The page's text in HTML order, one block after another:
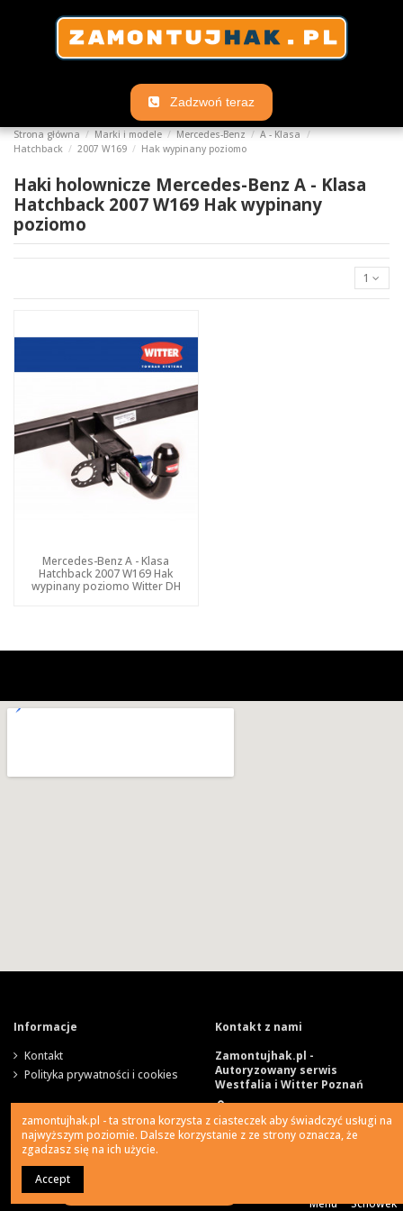
Menu Schowek
Zadzwoń teraz
Strona główna Marki i modele Mercedes-Benz
A - Klasa
Hatchback
2007 W169 Hak wypinany poziomo
Haki holownicze Mercedes-Benz A - Klasa
Hatchback 2007 W169 Hak wypinany
poziomo
1
Mercedes-Benz A - Klasa
Hatchback 2007 W169 Hak
wypinany poziomo Witter DH
Informacje
Kontakt
Polityka prywatności i cookies
Kontakt z nami
Zamontujhak.pl -
Autoryzowany serwis
Westfalia i Witter Poznań
Szparagowa 4, 62-081
Wysogotowo
zamontujhak.pl - ta strona korzysta z ciasteczek aby świadczyć usługi na
najwyższym poziomie. Dalsze korzystanie z ze strony oznacza, że
zgadzasz się na ich użycie.
Accept